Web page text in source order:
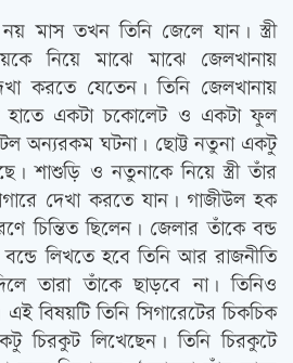
মাস তখন তিনি জেলে যান। স্ত্রী
নিয়ে মাঝে মাঝে জেলখানায়
করতে যেতেন। তিনি জেলখানায়
হাতে একটা চকোলেট ও একটা ফুল
অন্যরকম ঘটনা। ছোট্ট নতুনা একটু
শাশুড়ি ও নতুনাকে নিয়ে স্ত্রী তাঁর
দেখা করতে যান। গাজীউল হক
চিন্তিত ছিলেন। জেলার তাঁকে বন্ড
লিখতে হবে তিনি আর রাজনীতি
তারা তাঁকে ছাড়বে না। তিনিও
বিষয়টি তিনি সিগারেটের চিকচিক
চিরকুট লিখেছেন। তিনি চিরকুটে